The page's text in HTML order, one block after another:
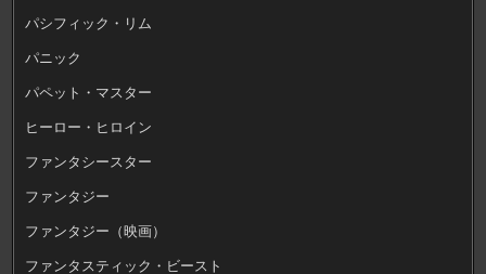
パシフィック・リム
パニック
パペット・マスター
ヒーロー・ヒロイン
ファンタシースター
ファンタジー
ファンタジー（映画）
ファンタスティック・ビースト